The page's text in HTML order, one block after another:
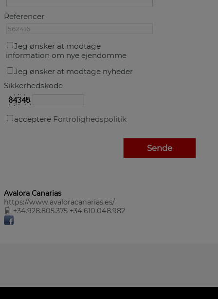
Referencer
Jeg ønsker at modtage
information om nye ejendomme
Jeg ønsker at modtage nyheder
Sikkerhedskode
acceptere Fortrolighedspolitik
Avalora Canarias
https://www.avaloracanarias.es/
+34.928.805.375 +34.610.048.982